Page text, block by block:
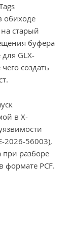
обиходе
старый
буфера
GLX-
создать
в X-
2026-56003),
разборе
PCF.